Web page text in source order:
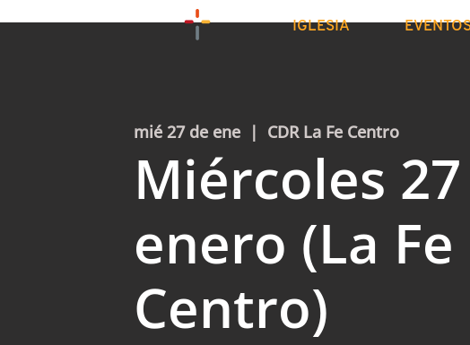
IGLESIA
mié 27 de ene
  |
CDR La Fe Centro
Miércoles
enero (La Fe
Centro)